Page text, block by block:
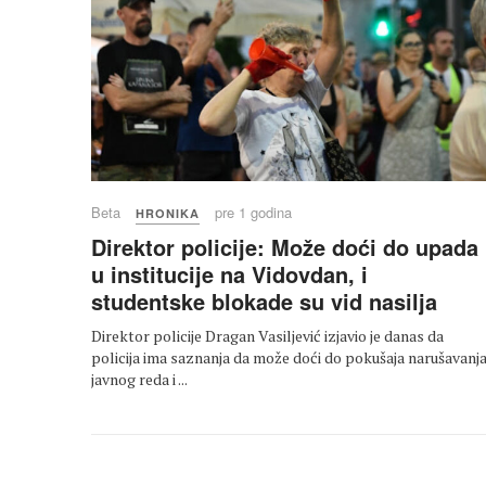
Beta HRONIKA pre 1 godina
Direktor policije: Može doći do upada
u institucije na Vidovdan, i
studentske blokade su vid nasilja
Direktor policije Dragan Vasiljević izjavio je danas da
policija ima saznanja da može doći do pokušaja narušavanja
javnog reda i ...